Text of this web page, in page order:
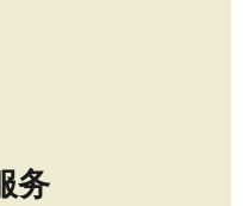
务